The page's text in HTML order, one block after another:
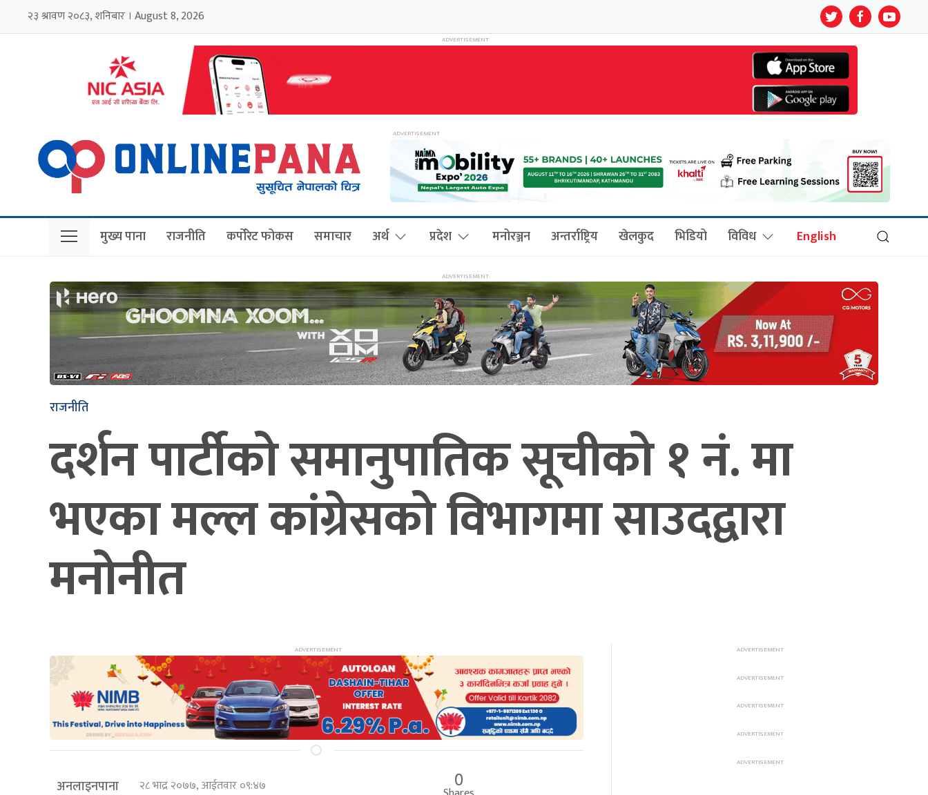
२३ श्रावण २०८३, शनिबार । August 8, 2026
मुख्य पाना राजनीति कर्पोरेट फोकस समाचार अर्थ प्रदेश मनोरञ्जन अन्तर्राष्ट्रिय खेलकुद भिडियो विविध English
राजनीति
दर्शन पार्टीको समानुपातिक सूचीको १ नं. मा
भएका मल्ल कांग्रेसको विभागमा साउदद्वारा
मनोनीत
अनलाइनपाना २८ भाद्र २०७७, आईतवार ०९:४७ 0